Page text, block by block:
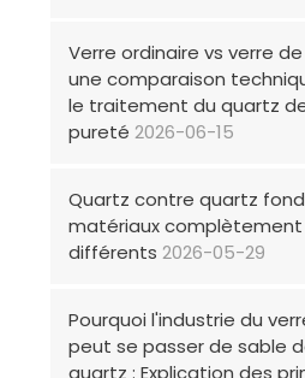
Verre ordinaire vs verre
une comparaison
le traitement du quartz
pureté 2026-06-15
Quartz contre quartz
matériaux complètement
différents 2026-05-29
Pourquoi l'industrie du
peut se passer de sable
quartz : Explication des